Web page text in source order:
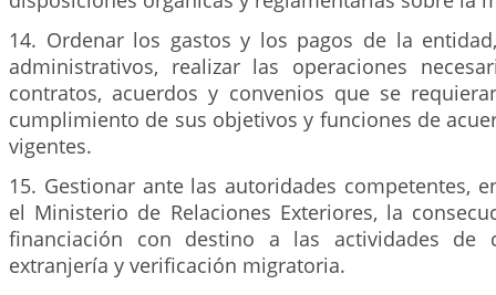
14. Ordenar los gastos y los pagos de la
administrativos, realizar las operaciones
contratos, acuerdos y convenios que se
cumplimiento de sus objetivos y funciones de
vigentes.
15. Gestionar ante las autoridades competentes,
el Ministerio de Relaciones Exteriores, la
financiación con destino a las actividades de
extranjería y verificación migratoria.